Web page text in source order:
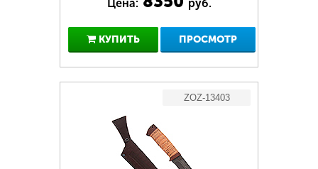
Цена: руб.
КУПИТЬ ПРОСМОТР
ZOZ-13403